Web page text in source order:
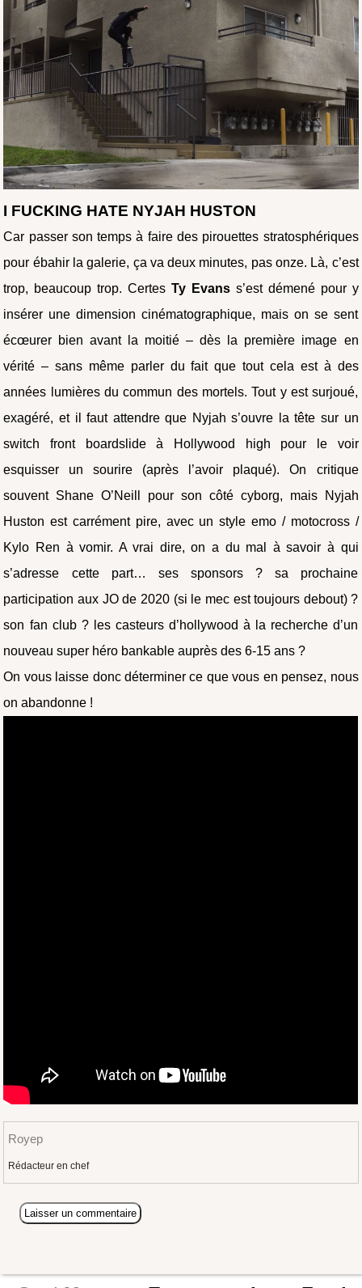
I FUCKING HATE NYJAH HUSTON
Car passer son temps à faire des pirouettes stratosphériques
pour ébahir la galerie, ça va deux minutes, pas onze. Là, c’est
trop, beaucoup trop. CertesTy Evanss’est démené pour y
insérer une dimension cinématographique, mais on se sent
écœurer bien avant la moitié – dès la première image en
vérité – sans même parler du fait que tout cela est à des
années lumières du commun des mortels. Tout y est surjoué,
exagéré, et il faut attendre que Nyjah s’ouvre la tête sur un
switch front boardslide à Hollywood high pour le voir
esquisser un sourire (après l’avoir plaqué). On critique
souvent Shane O’Neill pour son côté cyborg, mais Nyjah
Huston est carrément pire, avec un style emo / motocross /
Kylo Ren à vomir. A vrai dire, on a du mal à savoir à qui
s’adresse cette part… ses sponsors ? sa prochaine
participation aux JO de 2020 (si le mec est toujours debout) ?
son fan club ? les casteurs d’hollywood à la recherche d’un
nouveau super héro bankable auprès des 6-15 ans ?
On vous laisse donc déterminer ce que vous en pensez, nous
on abandonne !
Royep
Rédacteur en chef